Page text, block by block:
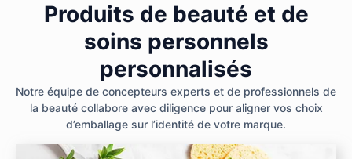
Produits de beauté et de
soins personnels
personnalisés
Notre équipe de concepteurs experts et de professionnels de
la beauté collabore avec diligence pour aligner vos choix
d’emballage sur l’identité de votre marque.